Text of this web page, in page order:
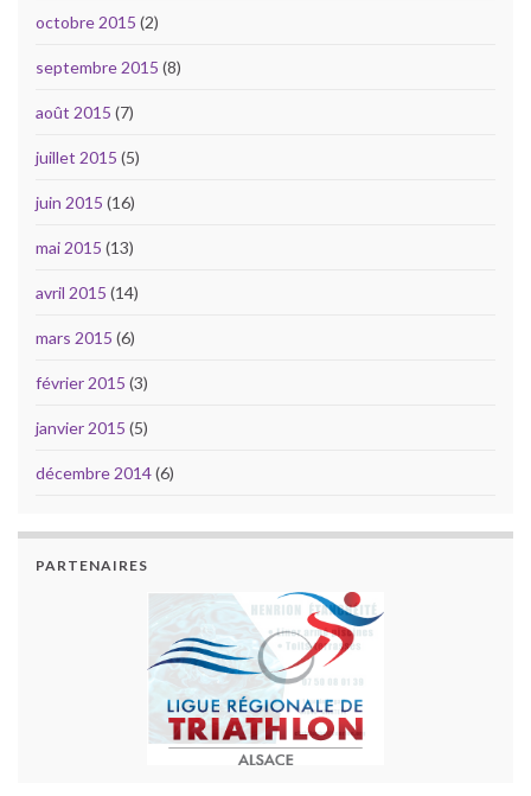
octobre 2015 (2)
septembre 2015 (8)
août 2015 (7)
juillet 2015 (5)
juin 2015 (16)
mai 2015 (13)
avril 2015 (14)
mars 2015 (6)
février 2015 (3)
janvier 2015 (5)
décembre 2014(6)
PARTENAIRES